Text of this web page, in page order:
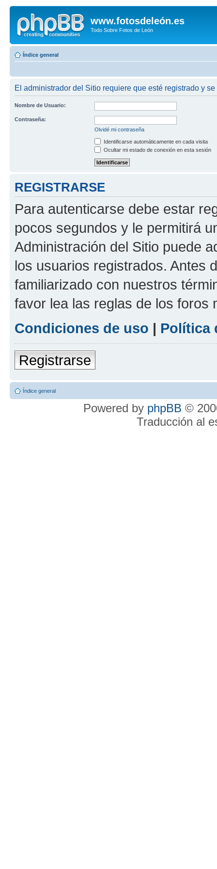
www.fotosdeleón.es
Todo Sobre Fotos de León
Índice general
El administrador del Sitio requiere que esté registrado y
Nombre de Usuario:
Contraseña:
Olvidé mi contraseña
Identificarse automáticamente en cada visita
Ocultar mi estado de conexión en esta sesión
REGISTRARSE
Para autenticarse debe estar
pocos segundos y le permitirá
Administración del Sitio puede
los usuarios registrados. Antes
familiarizado con nuestros
favor lea las reglas de los foros
Condiciones de uso | Política
Registrarse
Índice general
Powered by phpBB ©
Traducción al